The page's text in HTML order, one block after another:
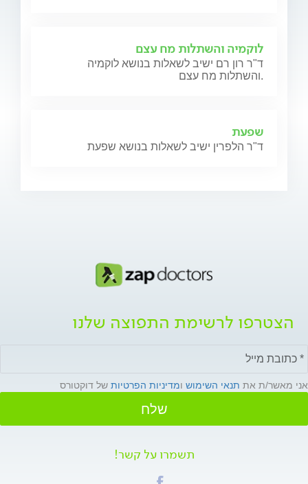
לוקמיה והשתלות מח עצם
ד"ר רון רם ישיב לשאלות בנושא לוקמיה
והשתלות מח עצם.
שפעת
ד"ר הלפרין ישיב לשאלות בנושא שפעת
הצטרפו לרשימת התפוצה שלנו
אני מאשר/ת את תנאי השימוש ומדיניות הפרטיות של דוקטורס
שלח
תשמרו על קשר!